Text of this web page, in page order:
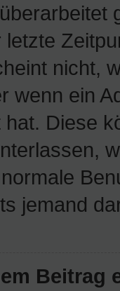
nicht,
wenn ein
Diese
jemand
Beitrag